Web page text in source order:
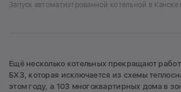
Запуск автоматизтрованной котельной в Канске
Ещё несколько котельных прекращают
БХЗ, которая исключается из схемы
этом году, а 103 многоквартирных дома в